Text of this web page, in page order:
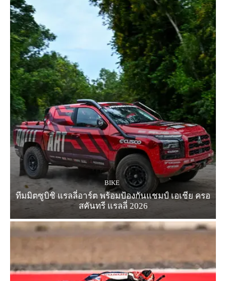
BIKE
ทีมมิตซูบิชิ แรลลี่อาร์ต พร้อมป้องกันแชมป์ เอเชีย ครอ
สคันทรี แรลลี่ 2026